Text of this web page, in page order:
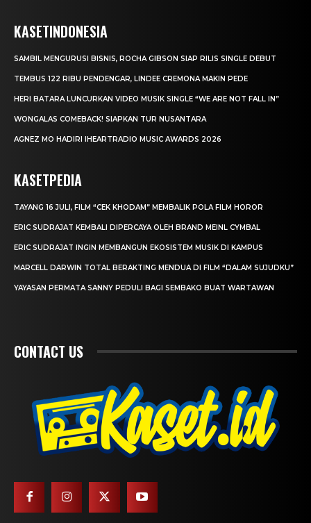
KASETINDONESIA
SAMBIL MENGURUSI BISNIS, ROCHA GIBSON SIAP RILIS SINGLE DEBUT
TEMBUS 122 RIBU PENDENGAR, LINDEE CREMONA MAKIN PEDE
HERI BATARA LUNCURKAN VIDEO MUSIK SINGLE “WE ARE NOT FALL IN”
WONGALAS COMEBACK! SIAPKAN TUR NUSANTARA
AGNEZ MO HADIRI IHEARTRADIO MUSIC AWARDS 2026
KASETPEDIA
TAYANG 16 JULI, FILM “CEK KHODAM” MEMBALIK POLA FILM HOROR
ERIC SUDRAJAT KEMBALI DIPERCAYA OLEH BRAND MEINL CYMBAL
ERIC SUDRAJAT INGIN MEMBANGUN EKOSISTEM MUSIK DI KAMPUS
MARCELL DARWIN TOTAL BERAKTING MENDUA DI FILM “DALAM SUJUDKU”
YAYASAN PERMATA SANNY PEDULI BAGI SEMBAKO BUAT WARTAWAN
CONTACT US